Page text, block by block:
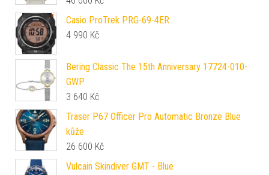
Casio ProTrek PRG-69-4ER
4 990 Kč
Bering Classic The 15th Anniversary 17724-010-
GWP
3 640 Kč
Traser P67 Officer Pro Automatic Bronze Blue
kůže
26 600 Kč
Vulcain Skindiver GMT - Blue